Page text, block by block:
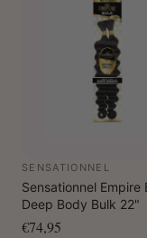
SENSATIONNEL
Sensationnel Empire
Deep Body Bulk 22"
€74,95